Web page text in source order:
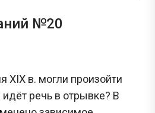
№20
XIX в. могли произойти
речь в отрывке? В